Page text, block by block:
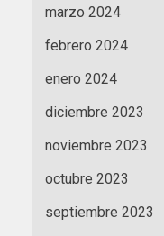
marzo 2024
febrero 2024
enero 2024
diciembre 2023
noviembre 2023
octubre 2023
septiembre 2023